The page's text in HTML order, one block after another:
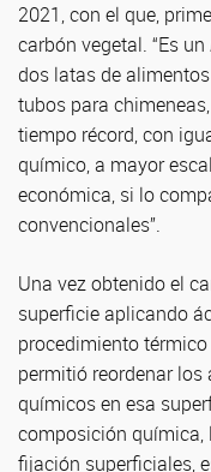
2021, con el que,
carbón vegetal. “Es un
dos latas de
tubos para
tiempo récord, con
químico, a mayor
económica, si lo
convencionales”.
Una vez obtenido el
superficie aplicando
procedimiento
permitió reordenar
químicos en esa
composición química,
fijación superficiales,